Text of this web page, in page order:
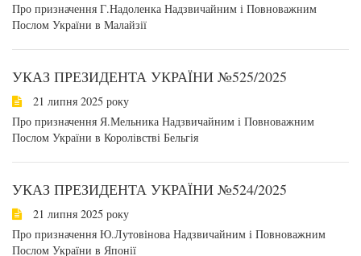
Про призначення Г.Надоленка Надзвичайним і Повноважним
Послом України в Малайзії
УКАЗ ПРЕЗИДЕНТА УКРАЇНИ №525/2025
21 липня 2025 року
Про призначення Я.Мельника Надзвичайним і Повноважним
Послом України в Королівстві Бельгія
УКАЗ ПРЕЗИДЕНТА УКРАЇНИ №524/2025
21 липня 2025 року
Про призначення Ю.Лутовінова Надзвичайним і Повноважним
Послом України в Японії